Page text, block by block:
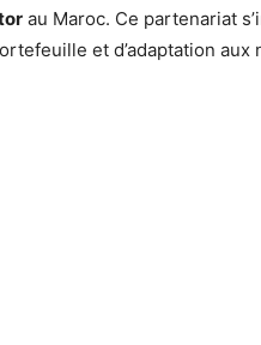
au Maroc. Ce partenariat
et d’adaptation